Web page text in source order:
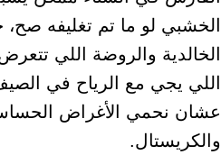
الخشبي لو ما تم تغليفه
الخالدية والروضة اللي
اللي يجي مع الرياح في
عشان نحمي الأغراض
والكريستال.